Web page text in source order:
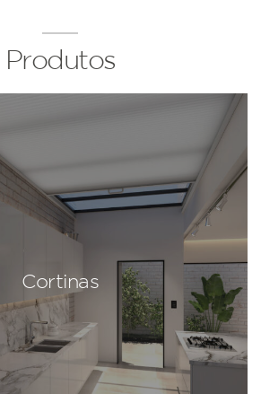
Produtos
Cortinas